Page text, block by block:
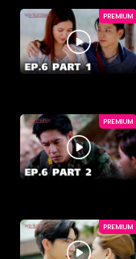
PREMIUM
PREMIUM
PREMIUM